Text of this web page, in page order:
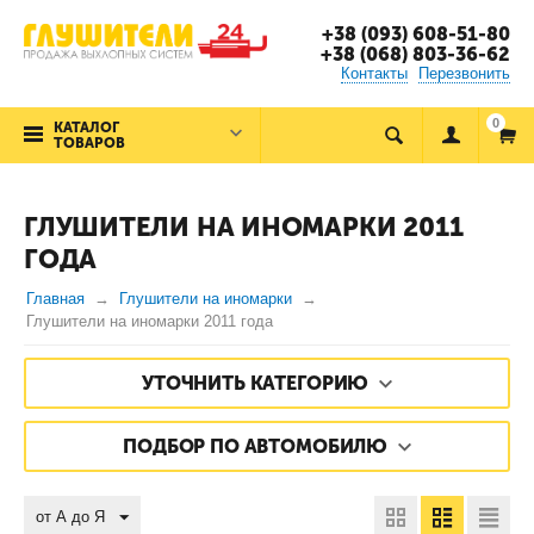
+38 (093) 608-51-80
+38 (068) 803-36-62
Контакты Перезвонить
КАТАЛОГ
ТОВАРОВ
0
ГЛУШИТЕЛИ НА ИНОМАРКИ 2011
ГОДА
Главная
Глушители на иномарки
Глушители на иномарки 2011 года
УТОЧНИТЬ КАТЕГОРИЮ
ПОДБОР ПО АВТОМОБИЛЮ
от А до Я